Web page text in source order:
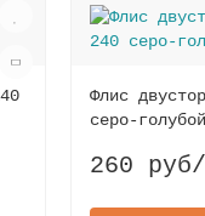
Флис
серо-голубой
260 руб